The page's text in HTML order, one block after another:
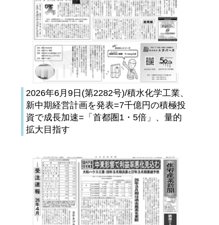
2026年6月9日(第2282号)/積水化学工業、
新中期経営計画を発表=7千億円の積極投
資で成長加速=「首都圏1・5倍」、量的
拡大目指す